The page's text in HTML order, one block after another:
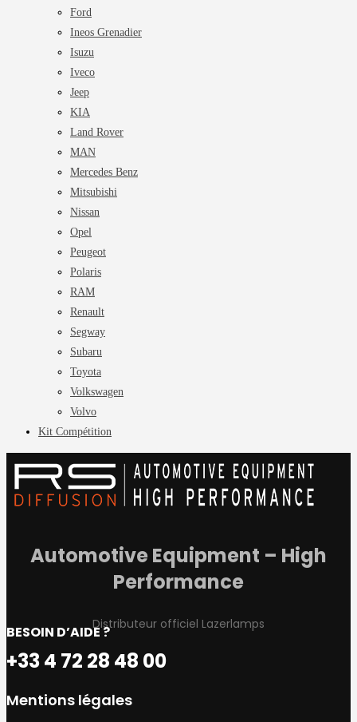
Ford
Ineos Grenadier
Isuzu
Iveco
Jeep
KIA
Land Rover
MAN
Mercedes Benz
Mitsubishi
Nissan
Opel
Peugeot
Polaris
RAM
Renault
Segway
Subaru
Toyota
Volkswagen
Volvo
Kit Compétition
Automotive Equipment – High
Performance
Distributeur officiel Lazerlamps
BESOIN D’AIDE ?
+33 4 72 28 48 00
Mentions légales